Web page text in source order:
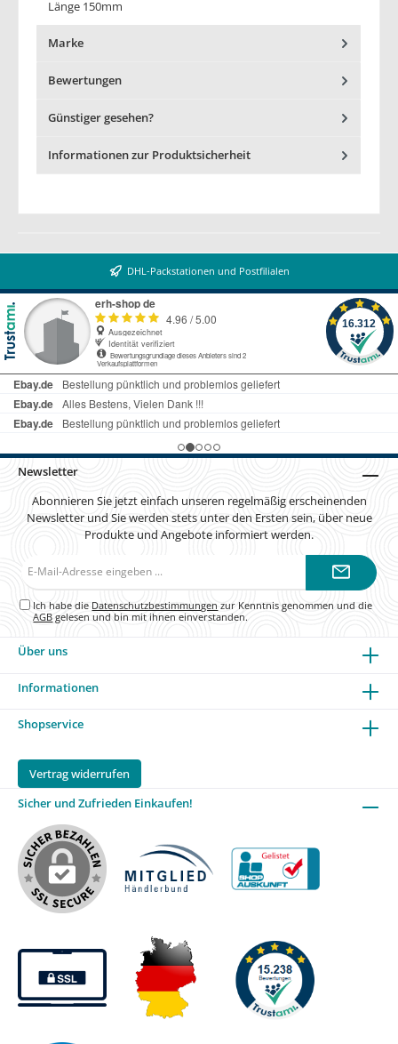
Länge 150mm
Marke
Bewertungen
Günstiger gesehen?
Informationen zur Produktsicherheit
DHL-Packstationen und Postfilialen
Newsletter
Abonnieren Sie jetzt einfach unseren regelmäßig erscheinenden
Newsletter und Sie werden stets unter den Ersten sein, über neue
Produkte und Angebote informiert werden.
Ich habe die Datenschutzbestimmungen zur Kenntnis genommen und die
AGB gelesen und bin mit ihnen einverstanden.
Über uns
Informationen
Shopservice
Vertrag widerrufen
Sicher und Zufrieden Einkaufen!